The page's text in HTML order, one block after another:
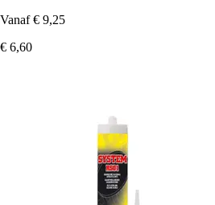
Vanaf € 9,25
€ 6,60